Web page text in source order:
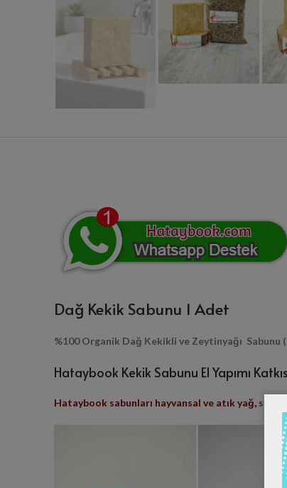
Dağ Kekik Sabunu 1 Adet
%100 Organik Dağ Kekikli ve Zeytinyağı Sabunu
Hataybook Kekik Sabunu El Yapımı
Hataybook sabunları hayvansal ve atık yağ, sls,